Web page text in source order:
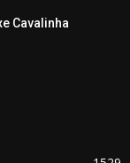
Cavalinha